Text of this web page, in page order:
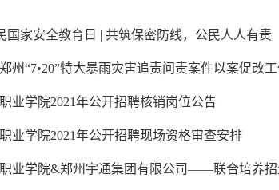
国家安全教育日 | 共筑保密防线，公民人人有责
州“7•20”特大暴雨灾害追责问责案件以案促改工
业学院2021年公开招聘核销岗位公告
业学院2021年公开招聘现场资格审查安排
业学院&郑州宇通集团有限公司——联合培养招